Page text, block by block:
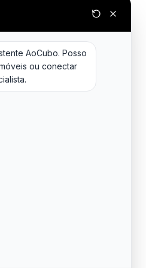
AoCubo. Posso
ou conectar